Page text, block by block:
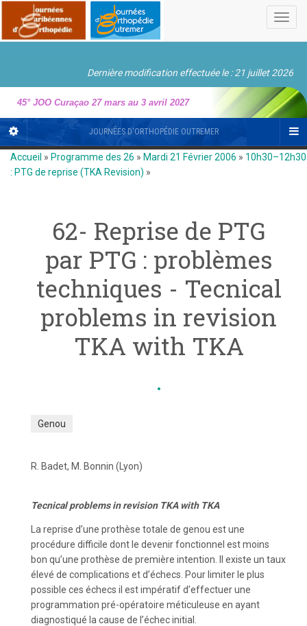
Dernière modification effectuée le : 21 juillet 2026
45° JOO Curaçao 27 mars au 3 avril 2027
JOURNÉES D'ORTHOPÉDIE OUTREMER
Accueil » Programme des 26 » Mardi 21 Février 2006 » 10h30–12h30
: PTG de reprise (TKA Revision) »
62- Reprise de PTG
par PTG : problèmes
techniques - Tecnical
problems in revision
TKA with TKA
Genou
R. Badet, M. Bonnin (Lyon)
Tecnical problems in revision TKA with TKA
La reprise d’une prothèse totale de genou est une
procédure difficile dont le devenir fonctionnel est moins
bon qu’une prothèse de première intention. Il existe un taux
élevé de complications et d’échecs. Pour limiter le plus
possible ces échecs il est impératif d’effectuer une
programmation pré-opératoire méticuleuse en ayant
diagnostiqué la cause de l’échec initial.